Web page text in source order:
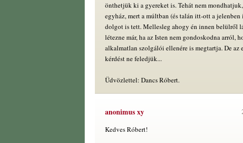
önthetjük ki a gyereket is. Tehát nem
egyház, mert a múltban (és talán itt-ott a jelenben
dolgot is tett. Mellesleg ahogy én innen belülről
létezne már, ha az Isten nem gondoskodna arról,
alkalmatlan szolgálói ellenére is megtartja. De az
kérdést ne feledjük...
Üdvözlettel: Dancs Róbert.
anonimus xy
Kedves Róbert!